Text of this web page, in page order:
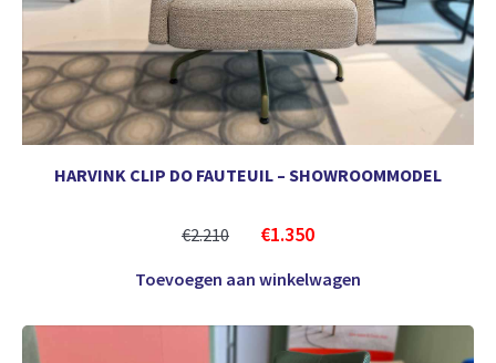
HARVINK CLIP DO FAUTEUIL – SHOWROOMMODEL
€2.210 €1.350
Toevoegen aan winkelwagen